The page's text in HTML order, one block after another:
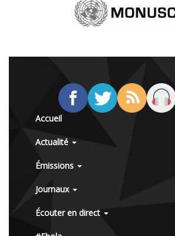
Accueil
Actualité
Émissions
Journaux
Écouter en direct